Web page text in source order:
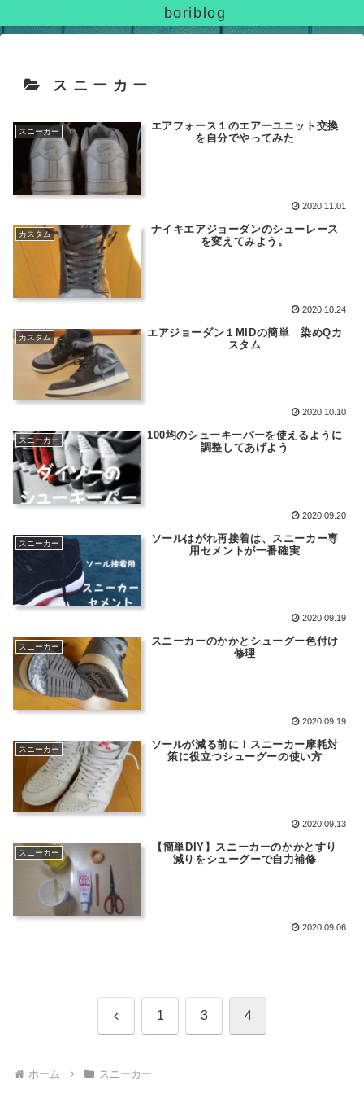
boriblog
スニーカー
スニーカー
エアフォース１のエアーユニット交換
を自分でやってみた
2020.11.01
カスタム
ナイキエアジョーダンのシューレース
を変えてみよう。
2020.10.24
カスタム
エアジョーダン１MIDの簡単 染めQカ
スタム
2020.10.10
スニーカー
100均のシューキーパーを使えるように
調整してあげよう
2020.09.20
スニーカー
ソールはがれ再接着は、スニーカー専
用セメントが一番確実
2020.09.19
スニーカー
スニーカーのかかとシューグー色付け
修理
2020.09.19
スニーカー
ソールが減る前に！スニーカー摩耗対
策に役立つシューグーの使い方
2020.09.13
スニーカー
【簡単DIY】スニーカーのかかとすり
減りをシューグーで自力補修
2020.09.06
前 1 3 4
ホーム スニーカー